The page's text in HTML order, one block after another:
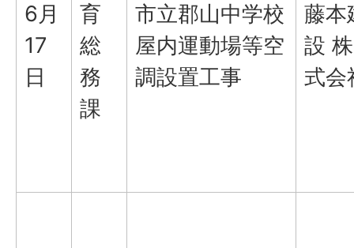
6月
17
日
育
総
務
課
市立郡山中学校
屋内運動場等空
調設置工事
藤本
設 株
式会